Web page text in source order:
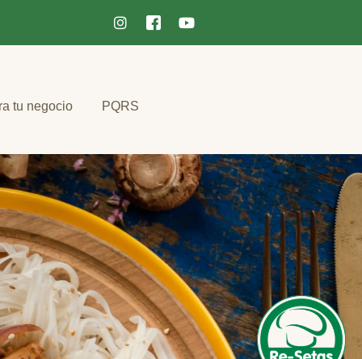
tu negocio PQRS